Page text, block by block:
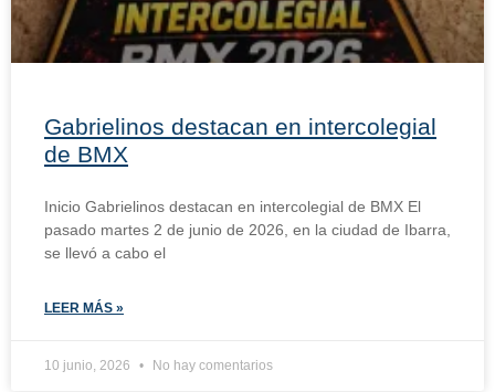
Gabrielinos destacan en intercolegial
de BMX
Inicio Gabrielinos destacan en intercolegial de BMX El
pasado martes 2 de junio de 2026, en la ciudad de Ibarra,
se llevó a cabo el
LEER MÁS »
10 junio, 2026 No hay comentarios